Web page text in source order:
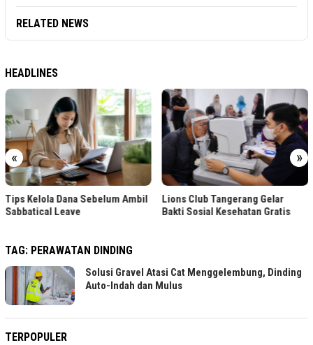
RELATED NEWS
HEADLINES
« »
Tips Kelola Dana Sebelum Ambil
Sabbatical Leave
Lions Club Tangerang Gelar
Bakti Sosial Kesehatan Gratis
TAG: PERAWATAN DINDING
Solusi Gravel Atasi Cat Menggelembung, Dinding
Auto-Indah dan Mulus
TERPOPULER